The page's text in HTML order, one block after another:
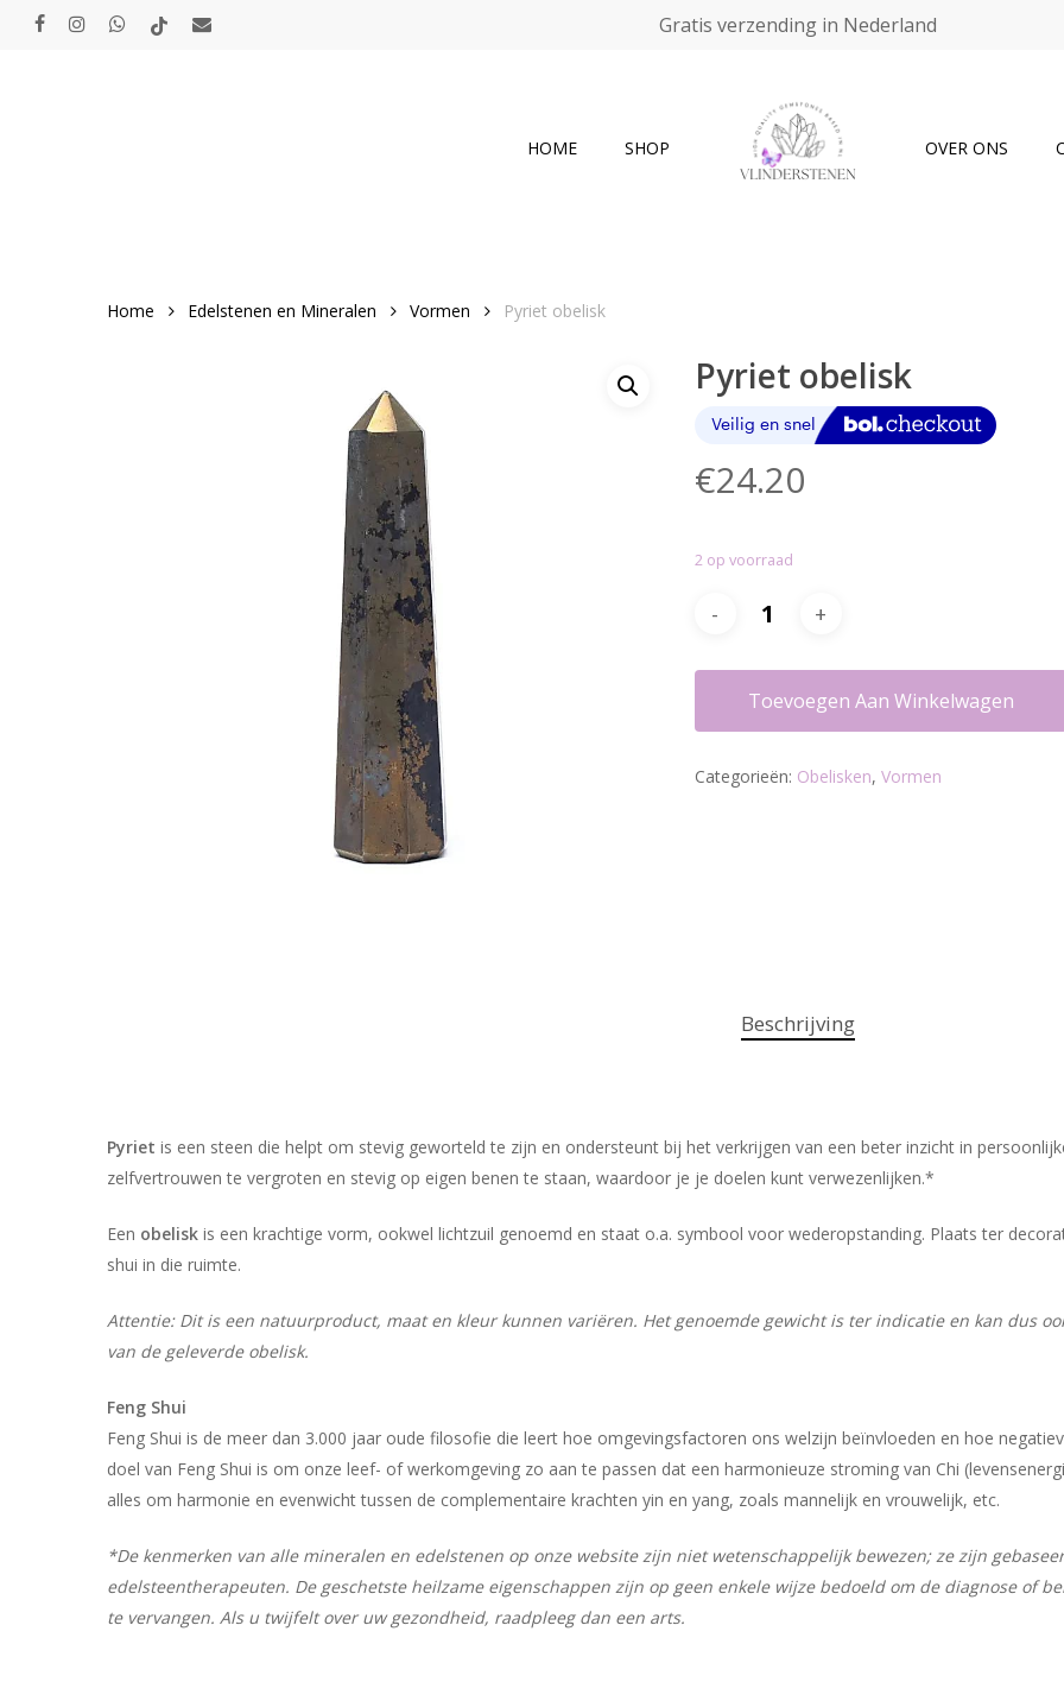
facebookinstagramwhatsapp
tiktok email Gratis verzending in Nederland
Hit enter to search or ESC to close
HOME SHOP OVER ONS
Home Edelstenen en Mineralen Vormen Pyriet obelisk
Pyriet obelisk
€24.20
2 op voorraad
Toevoegen Aan Winkelwagen
Categorieën: Obelisken, Vormen
Beschrijving
Pyriet is een steen die helpt om stevig geworteld te zijn en ondersteunt bij het verkrijgen van een beter inzicht in
zelfvertrouwen te vergroten en stevig op eigen benen te staan, waardoor je je doelen kunt verwezenlijken.*
Een obelisk is een krachtige vorm, ookwel lichtzuil genoemd en staat o.a. symbool voor wederopstanding. Plaats ter
shui in die ruimte.
Attentie: Dit is een natuurproduct, maat en kleur kunnen variëren. Het genoemde gewicht is ter indicatie en kan dus
van de geleverde obelisk.
Feng Shui
Feng Shui is de meer dan 3.000 jaar oude filosofie die leert hoe omgevingsfactoren ons welzijn beïnvloeden en hoe
doel van Feng Shui is om onze leef- of werkomgeving zo aan te passen dat een harmonieuze stroming van Chi
alles om harmonie en evenwicht tussen de complementaire krachten yin en yang, zoals mannelijk en vrouwelijk, etc.
*De kenmerken van alle mineralen en edelstenen op onze website zijn niet wetenschappelijk bewezen; ze zijn
edelsteentherapeuten. De geschetste heilzame eigenschappen zijn op geen enkele wijze bedoeld om de diagnose of
te vervangen. Als u twijfelt over uw gezondheid, raadpleeg dan een arts.